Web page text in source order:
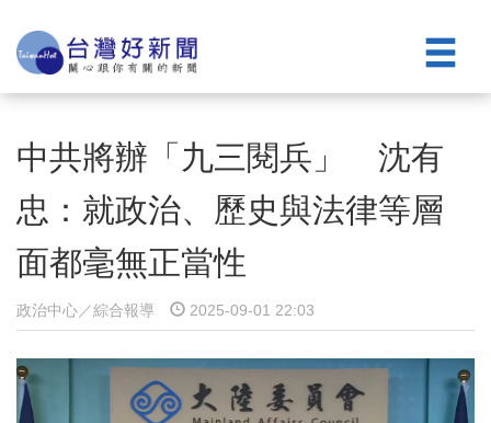
中共將辦「九三閱兵」 沈有
忠：就政治、歷史與法律等層
面都毫無正當性
政治中心／綜合報導 2025-09-01 22:03